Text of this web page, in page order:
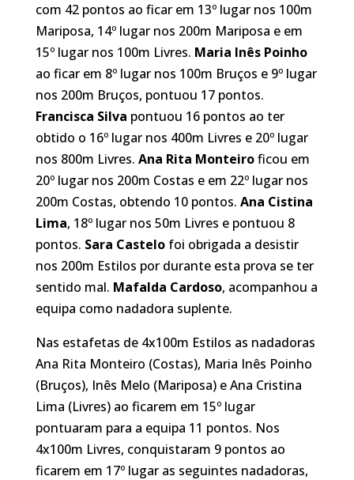
com 42 pontos ao ficar em 13º lugar nos 100m
Mariposa, 14º lugar nos 200m Mariposa e em
15º lugar nos 100m Livres. Maria Inês Poinho
ao ficar em 8º lugar nos 100m Bruços e 9º lugar
nos 200m Bruços, pontuou 17 pontos.
Francisca Silva pontuou 16 pontos ao ter
obtido o 16º lugar nos 400m Livres e 20º lugar
nos 800m Livres. Ana Rita Monteiroficou em
20º lugar nos 200m Costas e em 22º lugar nos
200m Costas, obtendo 10 pontos. Ana Cistina
Lima, 18º lugar nos 50m Livres e pontuou 8
pontos. Sara Castelofoi obrigada a desistir
nos 200m Estilos por durante esta prova se ter
sentido mal. Mafalda Cardoso, acompanhou a
equipa como nadadora suplente.
Nas estafetas de 4x100m Estilos as nadadoras
Ana Rita Monteiro (Costas), Maria Inês Poinho
(Bruços), Inês Melo (Mariposa) e Ana Cristina
Lima (Livres) ao ficarem em 15º lugar
pontuaram para a equipa 11 pontos. Nos
4x100m Livres, conquistaram 9 pontos ao
ficarem em 17º lugar as seguintes nadadoras,